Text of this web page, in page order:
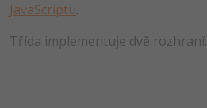
SEO specialista
Pro děti
JavaScriptu.
Třída implementuje dvě rozhraní: